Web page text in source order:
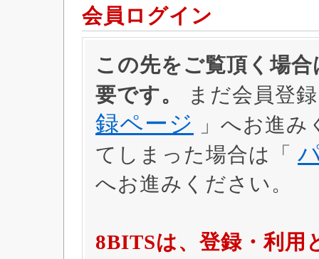
会員ログイン
この先をご覧頂く場
要です。
まだ会員登
録ページ
」へお進
てしまった場合は「
へお進みください。
8BITSは、登録・利用